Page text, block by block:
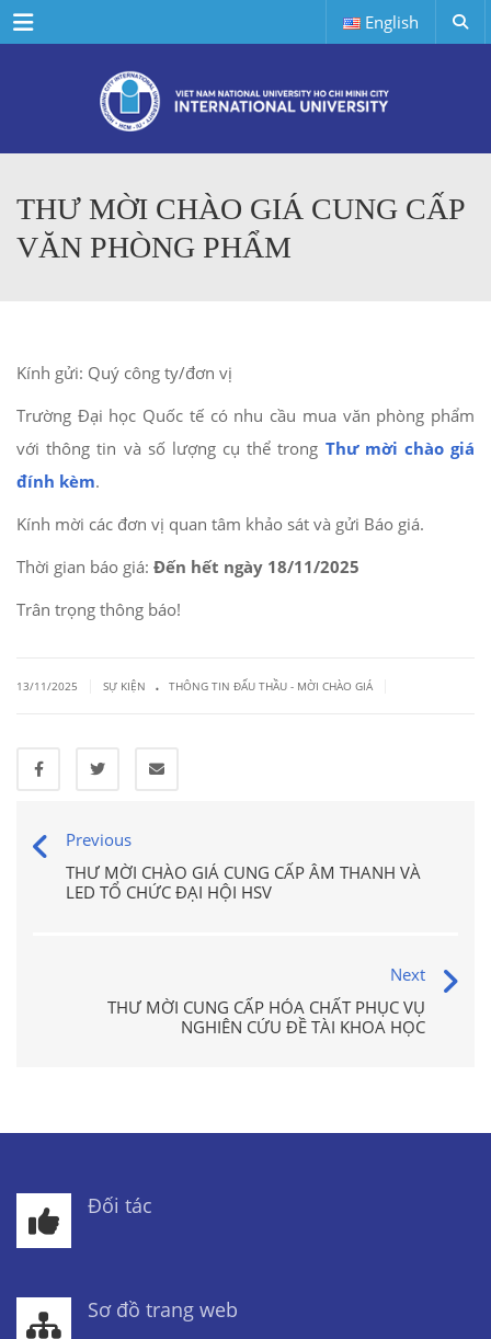
Menu English
THƯ MỜI CHÀO GIÁ CUNG CẤP
VĂN PHÒNG PHẨM
Kính gửi: Quý công ty/đơn vị
Trường Đại học Quốc tế có nhu cầu mua văn phòng phẩm
với thông tin và số lượng cụ thể trong Thư mời chào giá
đính kèm.
Kính mời các đơn vị quan tâm khảo sát và gửi Báo giá.
Thời gian báo giá: Đến hết ngày 18/11/2025
Trân trọng thông báo!
13/11/2025 SỰ KIỆN . THÔNG TIN ĐẤU THẦU - MỜI CHÀO GIÁ
Previous
THƯ MỜI CHÀO GIÁ CUNG CẤP ÂM THANH VÀ
LED TỔ CHỨC ĐẠI HỘI HSV
Next
THƯ MỜI CUNG CẤP HÓA CHẤT PHỤC VỤ
NGHIÊN CỨU ĐỀ TÀI KHOA HỌC
Đối tác
Sơ đồ trang web